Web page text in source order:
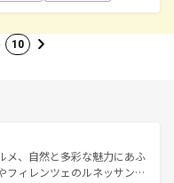
10
メ、自然と多彩な魅力にあふ
フィレンツェのルネッサンス